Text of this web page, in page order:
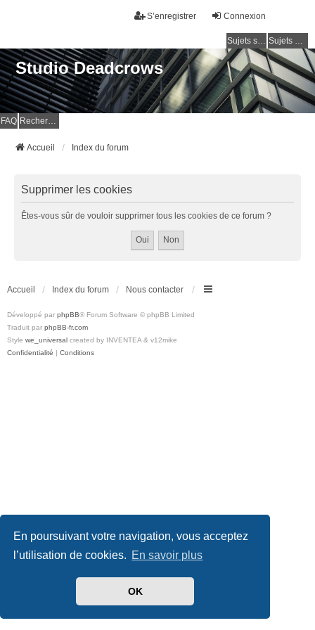
En poursuivant votre navigation, vous acceptez
l’utilisation de cookies. En savoir plus
OK
Connexion
S’enregistrer
Sujets sans réponse Sujets actifs
Studio Deadcrows
FAQ Rechercher
Accueil Index du forum
Supprimer les cookies
Êtes-vous sûr de vouloir supprimer tous les cookies de ce forum ?
Accueil Index du forum Nous contacter
Développé par phpBB® Forum Software © phpBB Limited
Traduit par phpBB-fr.com
Style we_universal created by INVENTEA & v12mike
Confidentialité | Conditions